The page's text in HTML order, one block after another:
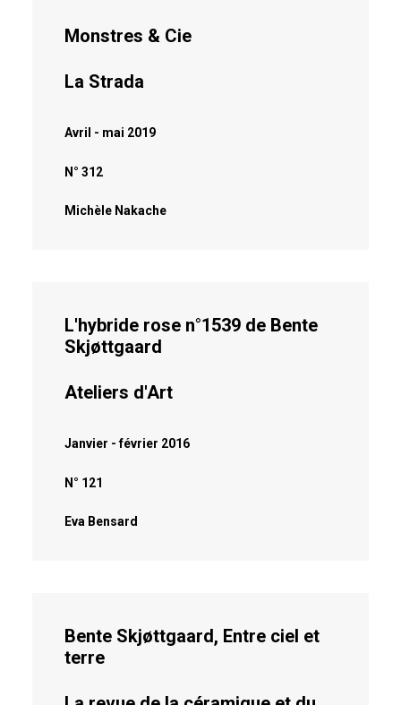
Monstres & Cie
La Strada
Avril - mai 2019
N° 312
Michèle Nakache
L'hybride rose n°1539 de Bente
Skjøttgaard
Ateliers d'Art
Janvier - février 2016
N° 121
Eva Bensard
Bente Skjøttgaard, Entre ciel et
terre